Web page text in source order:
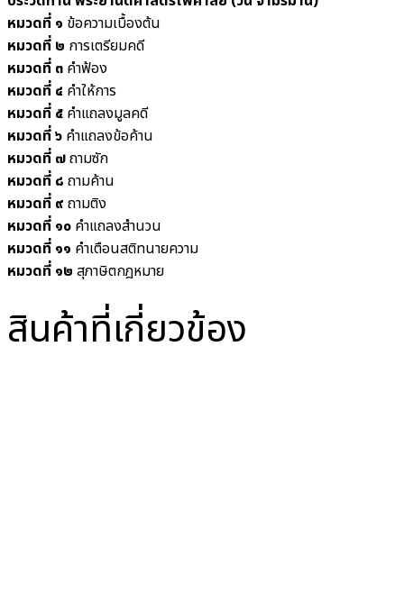
หมวดที่ ๑ ข้อความเบื้องต้น
หมวดที่ ๒ การเตรียมคดี
หมวดที่ ๓ คำฟ้อง
หมวดที่ ๔ คำให้การ
หมวดที่ ๕ คำแถลงมูลคดี
หมวดที่ ๖ คำแถลงข้อค้าน
หมวดที่ ๗ถามซัก
หมวดที่ ๘ ถามค้าน
หมวดที่ ๙ ถามติง
หมวดที่ ๑๐ คำแถลงสำนวน
หมวดที่ ๑๑ คำเตือนสติทนายความ
หมวดที่ ๑๒ สุภาษิตกฎหมาย
สินค้าที่เกี่ยวข้อง